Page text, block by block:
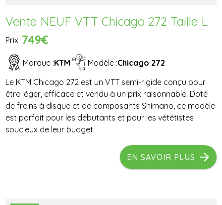
Vente NEUF VTT Chicago 272 Taille L
Prix :749€
Marque :KTM Modèle :Chicago 272
Le KTM Chicago 272 est un VTT semi-rigide conçu pour
être léger, efficace et vendu à un prix raisonnable. Doté
de freins à disque et de composants Shimano, ce modèle
est parfait pour les débutants et pour les vététistes
soucieux de leur budget.
EN SAVOIR PLUS